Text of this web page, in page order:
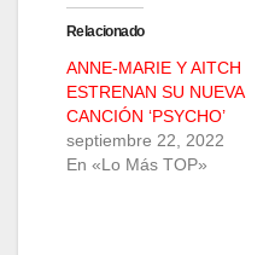
Relacionado
ANNE-MARIE Y AITCH
ESTRENAN SU NUEVA
CANCIÓN ‘PSYCHO’
septiembre 22, 2022
En «Lo Más TOP»